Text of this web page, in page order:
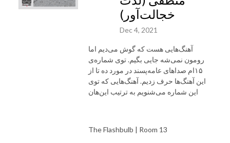
خجالت‌آور)
Dec 4, 2021
آهنگ‌هایی هست که گوش می‌دیم اما
رومون نمی‌شه جایی بگیم. توی شماره‌ی
۱۵ام صداهای عامه‌پسند در مورد ده تا از
این آهنگ‌ها حرف زدیم. آهنگ‌هایی که توی
این شماره می‌شنویم به ترتیب این‌هان
The Flashbulb | Room 13